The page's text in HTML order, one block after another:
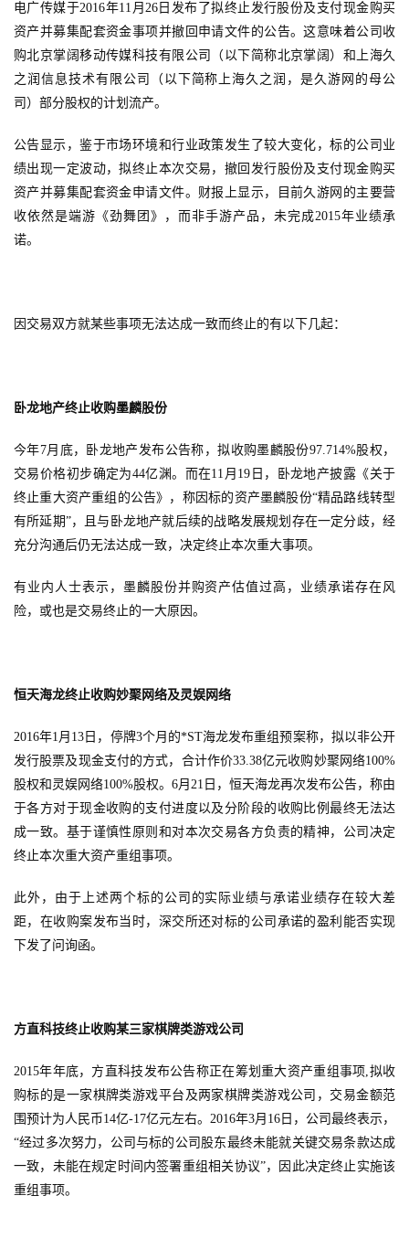
电广传媒于2016年11月26日发布了拟终止发行股份及支付现金购买
资产并募集配套资金事项并撤回申请文件的公告。这意味着公司收
购北京掌阔移动传媒科技有限公司（以下简称北京掌阔）和上海久
之润信息技术有限公司（以下简称上海久之润，是久游网的母公
司）部分股权的计划流产。
公告显示，鉴于市场环境和行业政策发生了较大变化，标的公司业
绩出现一定波动，拟终止本次交易，撤回发行股份及支付现金购买
资产并募集配套资金申请文件。财报上显示，目前久游网的主要营
收依然是端游《劲舞团》，而非手游产品，未完成2015年业绩承
诺。
因交易双方就某些事项无法达成一致而终止的有以下几起：
卧龙地产终止收购墨麟股份
今年7月底，卧龙地产发布公告称，拟收购墨麟股份97.714%股权，
交易价格初步确定为44亿渊。而在11月19日，卧龙地产披露《关于
终止重大资产重组的公告》，称因标的资产墨麟股份“精品路线转型
有所延期”，且与卧龙地产就后续的战略发展规划存在一定分歧，经
充分沟通后仍无法达成一致，决定终止本次重大事项。
有业内人士表示，墨麟股份并购资产估值过高，业绩承诺存在风
险，或也是交易终止的一大原因。
恒天海龙终止收购妙聚网络及灵娱网络
2016年1月13日，停牌3个月的*ST海龙发布重组预案称，拟以非公开
发行股票及现金支付的方式，合计作价33.38亿元收购妙聚网络100%
股权和灵娱网络100%股权。6月21日，恒天海龙再次发布公告，称由
于各方对于现金收购的支付进度以及分阶段的收购比例最终无法达
成一致。基于谨慎性原则和对本次交易各方负责的精神，公司决定
终止本次重大资产重组事项。
此外，由于上述两个标的公司的实际业绩与承诺业绩存在较大差
距，在收购案发布当时，深交所还对标的公司承诺的盈利能否实现
下发了问询函。
方直科技终止收购某三家棋牌类游戏公司
2015年年底，方直科技发布公告称正在筹划重大资产重组事项,拟收
购标的是一家棋牌类游戏平台及两家棋牌类游戏公司，交易金额范
围预计为人民币14亿-17亿元左右。2016年3月16日，公司最终表示，
“经过多次努力，公司与标的公司股东最终未能就关键交易条款达成
一致，未能在规定时间内签署重组相关协议”，因此决定终止实施该
重组事项。